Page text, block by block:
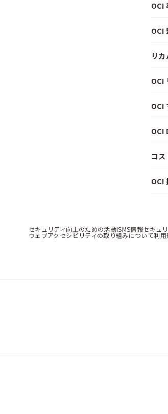
OCI
OCI
リ
OCI
OCI
OCI
コ
OCI
セキュリティ向上のための活動ISMS情報セキュ
ウェブアクセシビリティの取り組みについて利用